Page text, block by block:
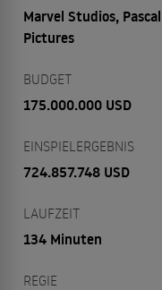
Marvel Studios,
Pictures
BUDGET
175.000.000 USD
EINSPIELERGEBNIS
724.857.748 USD
LAUFZEIT
134 Minuten
REGIE